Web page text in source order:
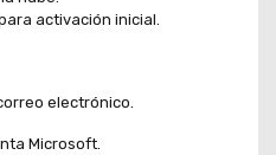
activación inicial.
electrónico.
Microsoft.